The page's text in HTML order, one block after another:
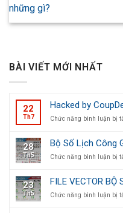
những gì?
BÀI VIẾT MỚI NHẤT
22
Th7
Hacked by
Chức năng bình luận bị
28
Th5
Bộ Số Lịch Công
Chức năng bình luận bị
23
Th5
FILE VECTOR BỘ
Chức năng bình luận bị